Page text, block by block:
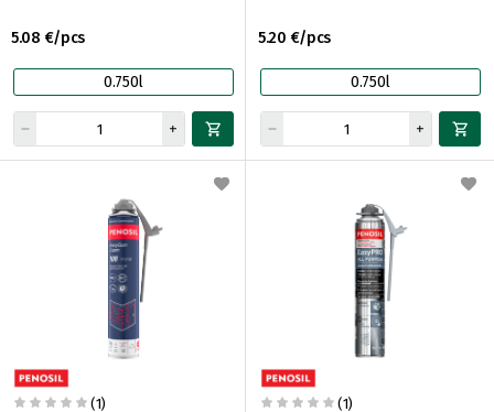
5.08 €/pcs
0.750l
5.20 €/pcs
0.750l
(1) (1)